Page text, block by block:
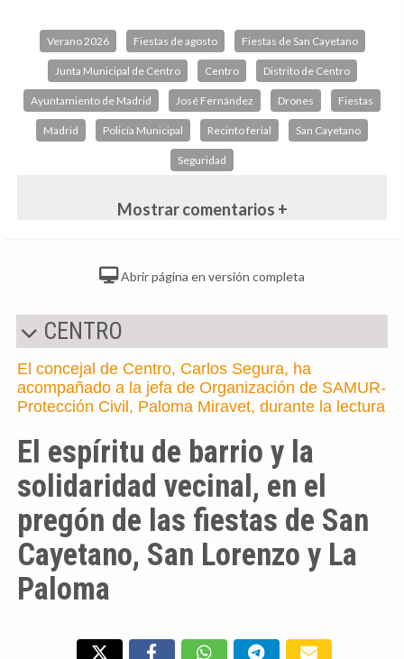
Verano 2026 Fiestas de agosto Fiestas de San Cayetano
Junta Municipal de Centro Centro Distrito de Centro
Ayuntamiento de Madrid José Fernández Drones Fiestas
Madrid Policía Municipal Recinto ferial San Cayetano
Seguridad
Mostrar comentarios +
Abrir página en versión completa
CENTRO
El concejal de Centro, Carlos Segura, ha
acompañado a la jefa de Organización de SAMUR-
Protección Civil, Paloma Miravet, durante la lectura
El espíritu de barrio y la
solidaridad vecinal, en el
pregón de las fiestas de San
Cayetano, San Lorenzo y La
Paloma